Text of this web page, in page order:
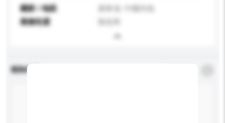
國家 / 地區
業務性質
查詢內容